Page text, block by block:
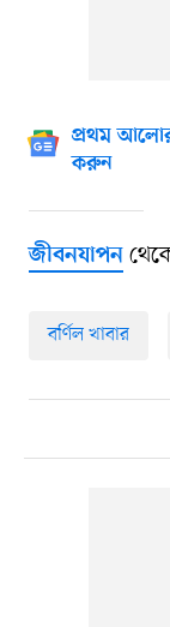
প্রথম
করুন
জীবনযাপন
বর্ণিল খাবার